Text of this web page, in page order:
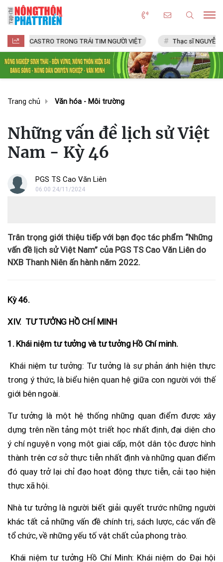
CASTRO TRONG TRÁI TIM NGƯỜI VIỆT Thạc sĩ NGUYỄN VĂN CHÍ
Trang chủ Văn hóa - Môi trường
Những vấn đề lịch sử Việt
Nam - Kỳ 46
PGS TS Cao Văn Liên
06:00 24/11/2024
Trân trọng giới thiệu tiếp với bạn đọc tác phẩm “Những
vấn đề lịch sử Việt Nam” của PGS TS Cao Văn Liên do
NXB Thanh Niên ấn hành năm 2022.
Kỳ 46.
XIV. TƯ TƯỞNG HỒ CHÍ MINH
1. Khái niệm tư tưởng và tư tưởng Hồ Chí minh.
Khái niệm tư tưởng: Tư tưởng là sự phản ánh hiện thực
trong ý thức, là biểu hiện quan hệ giữa con người với thế
giới bên ngoài.
Tư tưởng là một hệ thống những quan điểm được xây
dựng trên nền tảng một triết học nhất định, đại diện cho
ý chí nguyện vọng một giai cấp, một dân tộc được hình
thành trên cơ sở thực tiễn nhất định và những quan điểm
đó quay trở lại chỉ đạo hoạt động thực tiễn, cải tạo hiện
thực xã hội.
Nhà tư tưởng là người biết giải quyết trước những người
khác tất cả những vấn đề chính trị, sách lược, các vấn đề
tổ chức, về những yếu tố vật chất của phong trào.
Khái niệm tư tưởng Hồ Chí Minh: Khái niệm do Đại hội